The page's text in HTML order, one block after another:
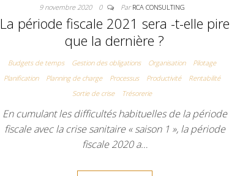
9 novembre 2020 0 ParRCA CONSULTING
La période fiscale 2021 sera -t-elle pire
que la dernière ?
Budgets de temps Gestion des obligations Organisation
Pilotage
Planification
Planning de charge Processus Productivité
Rentabilité
Sortie de crise
Trésorerie
En cumulant les difficultés habituelles de la période
fiscale avec la crise sanitaire « saison 1 », la période
fiscale 2020 a…